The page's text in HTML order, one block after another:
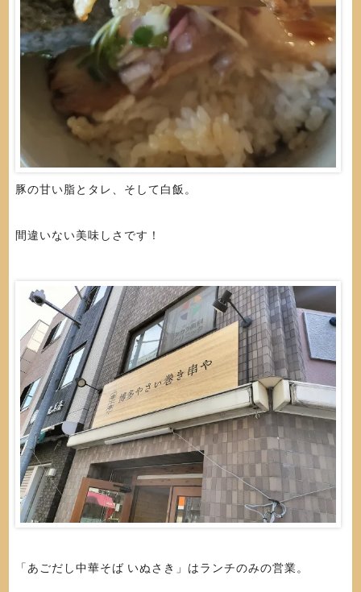
豚の甘い脂とタレ、そして白飯。
間違いない美味しさです！
「あごだし中華そば いぬさき」はランチのみの営業。